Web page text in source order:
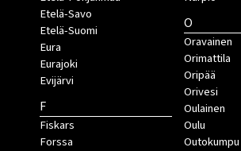
Etelä-Savo
Etelä-Suomi
Eura
Eurajoki
Evijärvi
F
Fiskars
Forssa
O
Oravainen
Orimattila
Oripää
Orivesi
Oulainen
Oulu
Outokumpu